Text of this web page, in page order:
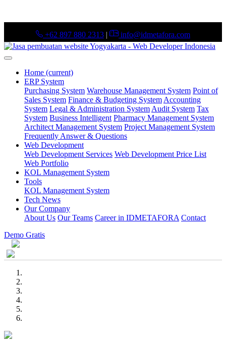
+62 897 880 2313 | info@idmetafora.com
Home (current)
ERP System
Purchasing System Warehouse Management System Point of
Sales System Finance & Budgeting System Accounting
System Legal & Administration System Audit System Tax
System Business Intelligent Pharmacy Management System
Architect Management System Project Management System
Frequently Answer & Questions
Web Development
Web Development Services Web Development Price List
Web Portfolio
KOL Management System
Tools
KOL Management System
Tech News
Our Company
About Us Our Teams Career in IDMETAFORA Contact
Demo Gratis